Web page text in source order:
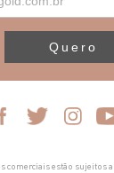
Quero
comerciais estão sujeitos